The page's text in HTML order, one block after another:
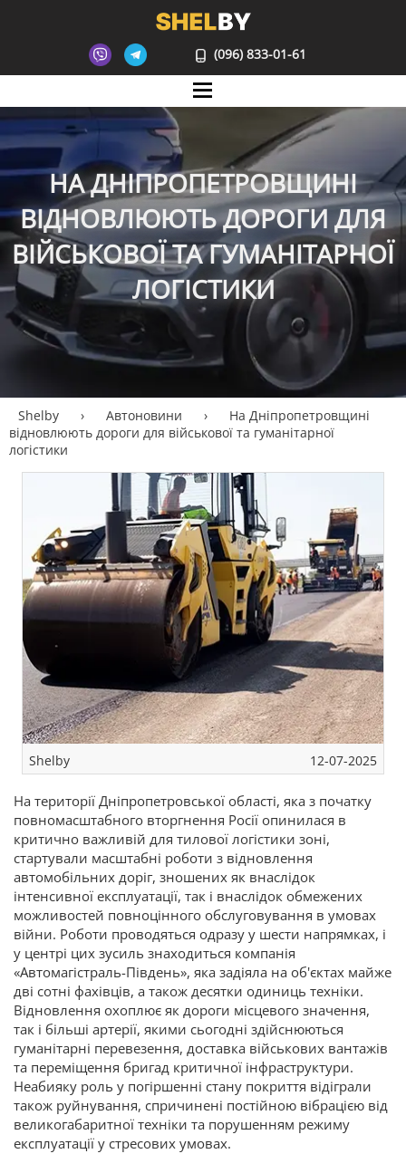
(096) 833-01-61
Mane
НА ДНІПРОПЕТРОВЩИНІ
ВІДНОВЛЮЮТЬ ДОРОГИ ДЛЯ
ВІЙСЬКОВОЇ ТА ГУМАНІТАРНОЇ
ЛОГІСТИКИ
Shelby › Автоновини ›
На Дніпропетровщині
відновлюють дороги для військової та гуманітарної
логістики
Shelby 12-07-2025
На території Дніпропетровської області, яка з початку
повномасштабного вторгнення Росії опинилася в
критично важливій для тилової логістики зоні,
стартували масштабні роботи з відновлення
автомобільних доріг, зношених як внаслідок
інтенсивної експлуатації, так і внаслідок обмежених
можливостей повноцінного обслуговування в умовах
війни. Роботи проводяться одразу у шести напрямках, і
у центрі цих зусиль знаходиться компанія
«Автомагістраль-Південь», яка задіяла на об'єктах майже
дві сотні фахівців, а також десятки одиниць техніки.
Відновлення охоплює як дороги місцевого значення,
так і більші артерії, якими сьогодні здійснюються
гуманітарні перевезення, доставка військових вантажів
та переміщення бригад критичної інфраструктури.
Неабияку роль у погіршенні стану покриття відіграли
також руйнування, спричинені постійною вібрацією від
великогабаритної техніки та порушенням режиму
експлуатації у стресових умовах.